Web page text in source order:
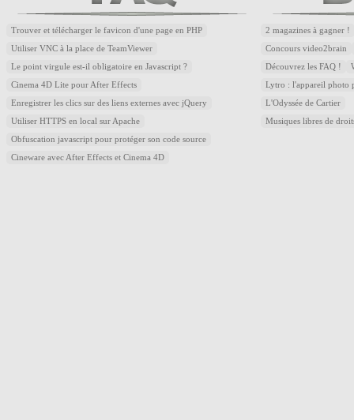
Trouver et télécharger le favicon d'une page en PHP
Utiliser VNC à la place de TeamViewer
Le point virgule est-il obligatoire en Javascript ?
Cinema 4D Lite pour After Effects
Enregistrer les clics sur des liens externes avec jQuery
Utiliser HTTPS en local sur Apache
Obfuscation javascript pour protéger son code source
Cineware avec After Effects et Cinema 4D
2 magazines à gagner !
Concours video2brain
Découvrez les FAQ !
Lytro : l'appareil photo
L'Odyssée de Cartier
Musiques libres de